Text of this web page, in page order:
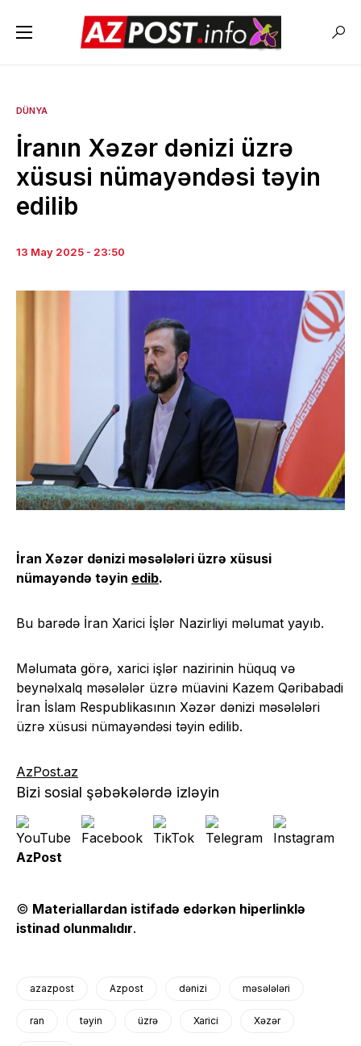
DÜNYA
İranın Xəzər dənizi üzrə
xüsusi nümayəndəsi təyin
edilib
13 May 2025 - 23:50
İran Xəzər dənizi məsələləri üzrə xüsusi
nümayəndə təyin edib.
Bu barədə İran Xarici İşlər Nazirliyi məlumat yayıb.
Məlumata görə, xarici işlər nazirinin hüquq və
beynəlxalq məsələlər üzrə müavini Kazem Qəribabadi
İran İslam Respublikasının Xəzər dənizi məsələləri
üzrə xüsusi nümayəndəsi təyin edilib.
AzPost.az
Bizi sosial şəbəkələrdə izləyin
AzPost
© Materiallardan istifadə edərkən hiperlinklə
istinad olunmalıdır.
azazpost Azpost dənizi məsələləri
ran təyin üzrə Xarici Xəzər